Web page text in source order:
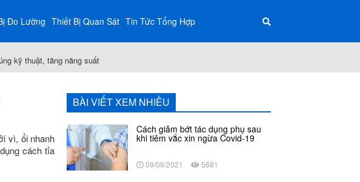
Đo Lường Thiết Bị Quan Sát Tin Tức Tổng Hợp
kỹ thuật, tăng năng suất
vì, ổi nhanh
cách tỉa
BÀI VIẾT XEM NHIỀU
Cách giảm bớt tác dụng phụ sau
khi tiêm vắc xin ngừa Covid-19
09/09/2021 5681